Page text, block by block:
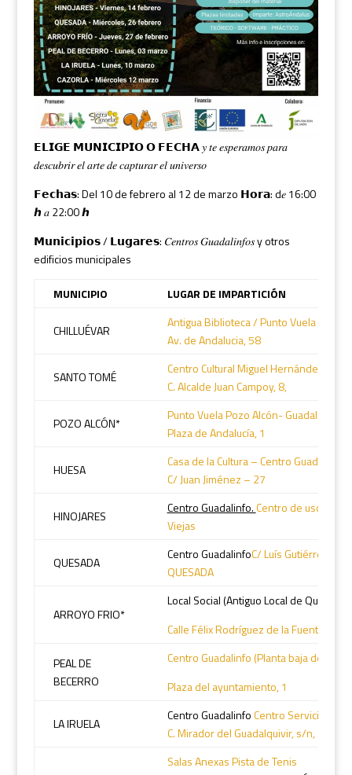
𝗘𝗟𝗜𝗚𝗘 𝗠𝗨𝗡𝗜𝗖𝗜𝗣𝗜𝗢 𝗢 𝗙𝗘𝗖𝗛𝗔 𝑦 𝑡𝑒 𝑒𝑠𝑝𝑒𝑟𝑎𝑚𝑜𝑠 𝑝𝑎𝑟𝑎
𝑑𝑒𝑠𝑐𝑢𝑏𝑟𝑖𝑟 𝑒𝑙 𝑎𝑟𝑡𝑒 𝑑𝑒 𝑐𝑎𝑝𝑡𝑢𝑟𝑎𝑟 𝑒𝑙 𝑢𝑛𝑖𝑣𝑒𝑟𝑠𝑜
𝗙𝗲𝗰𝗵𝗮𝘀: Del 10 de febrero al 12 de marzo 𝗛𝗼𝗿𝗮: d𝑒 16:00
ℎ 𝑎 22:00 ℎ
𝗠𝘂𝗻𝗶𝗰𝗶𝗽𝗶𝗼𝘀 / 𝗟𝘂𝗴𝗮𝗿𝗲𝘀: 𝐶𝑒𝑛𝑡𝑟𝑜𝑠 𝐺𝑢𝑎𝑑𝑎𝑙𝑖𝑛𝑓𝑜𝑠 y otros
edificios municipales
MUNICIPIO LUGAR DE IMPARTICIÓN
CHILLUÉVAR
Antigua Biblioteca / Punto Vuela
Av. de Andalucia, 58
SANTO TOMÉ
Centro Cultural Miguel Hernández
C. Alcalde Juan Campoy, 8,
POZO ALCÓN*
Punto Vuela Pozo Alcón- Guadalinfo –
Plaza de Andalucía, 1
HUESA
Casa de la Cultura – Centro Guadalinfo
C/ Juan Jiménez – 27
HINOJARES
Centro Guadalinfo.Centro de usos
Viejas
QUESADA
Centro GuadalinfoC/ Luís Gutiérrez de
QUESADA
ARROYO FRIO*
Local Social (Antiguo Local de Quercus)
Calle Félix Rodríguez de la Fuente 1
PEAL DE
BECERRO
Centro Guadalinfo (Planta baja del
Plaza del ayuntamiento, 1
LA IRUELA
Centro GuadalinfoCentro Servicios
C. Mirador del Guadalquivir, s/n,
Salas Anexas Pista de Tenis